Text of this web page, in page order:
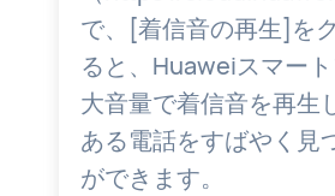
で、[着信音の再生]を
ると、Huaweiスマー
大音量で着信音を再生
ある電話をすばやく見
ができます。